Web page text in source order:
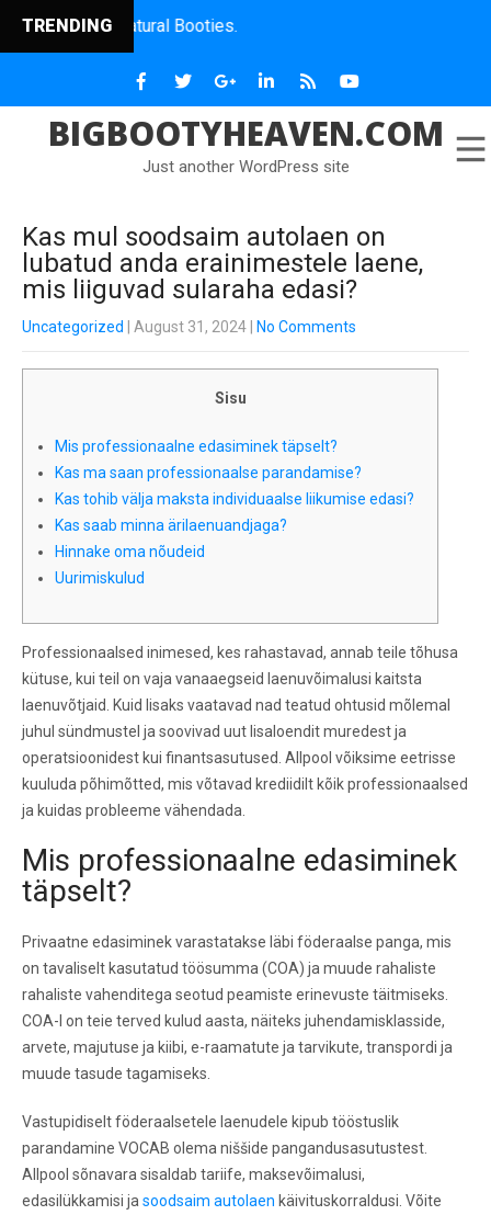
TRENDING
the Natural Booties.
BIGBOOTYHEAVEN.COM
Just another WordPress site
Kas mul soodsaim autolaen on
lubatud anda erainimestele laene,
mis liiguvad sularaha edasi?
Uncategorized | August 31, 2024 No Comments
Sisu
Mis professionaalne edasiminek täpselt?
Kas ma saan professionaalse parandamise?
Kas tohib välja maksta individuaalse liikumise edasi?
Kas saab minna ärilaenuandjaga?
Hinnake oma nõudeid
Uurimiskulud
Professionaalsed inimesed, kes rahastavad, annab teile tõhusa
kütuse, kui teil on vaja vanaaegseid laenuvõimalusi kaitsta
laenuvõtjaid. Kuid lisaks vaatavad nad teatud ohtusid mõlemal
juhul sündmustel ja soovivad uut lisaloendit muredest ja
operatsioonidest kui finantsasutused. Allpool võiksime eetrisse
kuuluda põhimõtted, mis võtavad krediidilt kõik professionaalsed
ja kuidas probleeme vähendada.
Mis professionaalne edasiminek
täpselt?
Privaatne edasiminek varastatakse läbi föderaalse panga, mis
on tavaliselt kasutatud töösumma (COA) ja muude rahaliste
rahaliste vahenditega seotud peamiste erinevuste täitmiseks.
COA-l on teie terved kulud aasta, näiteks juhendamisklasside,
arvete, majutuse ja kiibi, e-raamatute ja tarvikute, transpordi ja
muude tasude tagamiseks.
Vastupidiselt föderaalsetele laenudele kipub tööstuslik
parandamine VOCAB olema niššide pangandusasutustest.
Allpool sõnavara sisaldab tariife, maksevõimalusi,
edasilükkamisi ja soodsaim autolaen käivituskorraldusi. Võite